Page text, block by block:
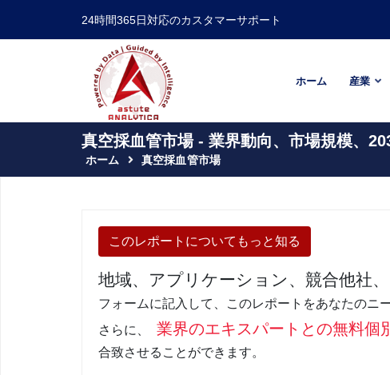
24時間365日対応のカスタマーサポート
ホーム 産業
真空採血管市場 - 業界動向、市場規模、
ホーム 真空採血管市場
このレポートについてもっと知る
地域、アプリケーション、競合他社
フォームに記入して、このレポートをあなたのニ
さらに、
業界のエキスパートとの無料個
合致させることができます。